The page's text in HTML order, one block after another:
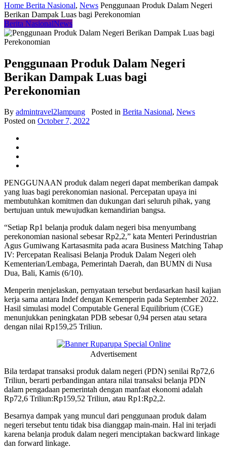
Home Berita Nasional, News Penggunaan Produk Dalam Negeri
Berikan Dampak Luas bagi Perekonomian
Berita NasionalNews
Penggunaan Produk Dalam Negeri
Berikan Dampak Luas bagi
Perekonomian
By admintravel2lampung Posted in Berita Nasional, News
Posted on October 7, 2022
PENGGUNAAN produk dalam negeri dapat memberikan dampak
yang luas bagi perekonomian nasional. Percepatan upaya ini
membutuhkan komitmen dan dukungan dari seluruh pihak, yang
bertujuan untuk mewujudkan kemandirian bangsa.
“Setiap Rp1 belanja produk dalam negeri bisa menyumbang
perekonomian nasional sebesar Rp2,2,” kata Menteri Perindustrian
Agus Gumiwang Kartasasmita pada acara Business Matching Tahap
IV: Percepatan Realisasi Belanja Produk Dalam Negeri oleh
Kementerian/Lembaga, Pemerintah Daerah, dan BUMN di Nusa
Dua, Bali, Kamis (6/10).
Menperin menjelaskan, pernyataan tersebut berdasarkan hasil kajian
kerja sama antara Indef dengan Kemenperin pada September 2022.
Hasil simulasi model Computable General Equilibrium (CGE)
menunjukkan peningkatan PDB sebesar 0,94 persen atau setara
dengan nilai Rp159,25 Triliun.
Advertisement
Bila terdapat transaksi produk dalam negeri (PDN) senilai Rp72,6
Triliun, berarti perbandingan antara nilai transaksi belanja PDN
dalam pengadaan pemerintah dengan manfaat ekonomi adalah
Rp72,6 Triliun:Rp159,52 Triliun, atau Rp1:Rp2,2.
Besarnya dampak yang muncul dari penggunaan produk dalam
negeri tersebut tentu tidak bisa dianggap main-main. Hal ini terjadi
karena belanja produk dalam negeri menciptakan backward linkage
dan forward linkage.